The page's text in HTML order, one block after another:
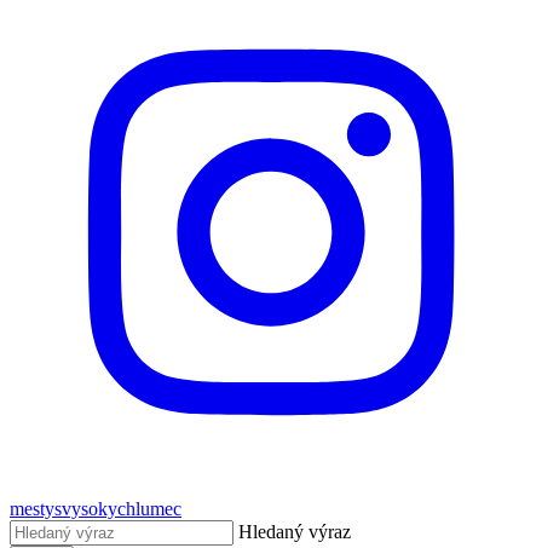
mestysvysokychlumec
Hledaný výraz